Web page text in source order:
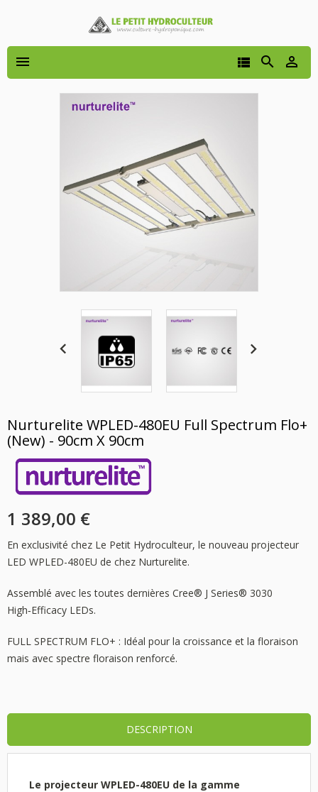
 


Nurturelite WPLED-480EU Full Spectrum Flo+
(new) - 90cm X 90cm
1 389,00 €
En exclusivité chez Le Petit Hydroculteur, le nouveau projecteur
LED WPLED-480EU de chez Nurturelite.
Assemblé avec les toutes dernières Cree® J Series® 3030
High‑Efficacy LEDs.
FULL SPECTRUM FLO+ : Idéal pour la croissance et la floraison
mais avec spectre floraison renforcé.
DESCRIPTION
Le projecteur WPLED-480EU de la gamme